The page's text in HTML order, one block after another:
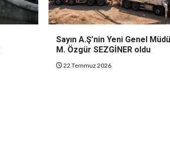
Sayın A.Ş’nin Yeni Genel
M. Özgür SEZGİNER oldu
22 Temmuz 2026